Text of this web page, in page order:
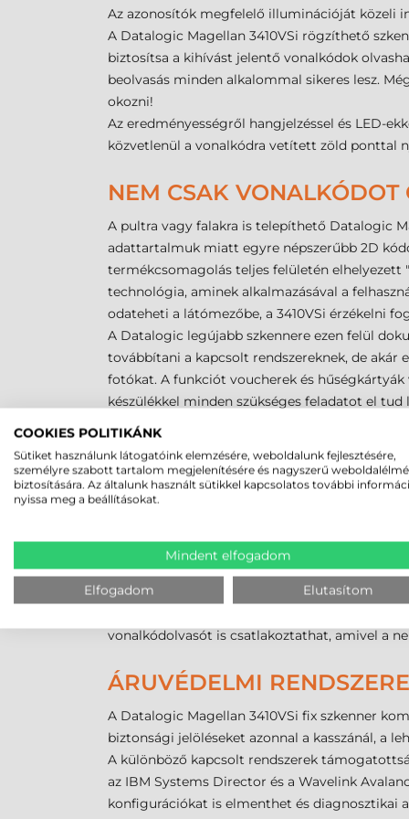
Az azonosítók megfelelő illuminációját közeli
A Datalogic Magellan 3410VSi rögzíthető
biztosítsa a kihívást jelentő vonalkódok
beolvasás minden alkalommal sikeres lesz.
okozni!
Az eredményességről hangjelzéssel és LED-
közvetlenül a vonalkódra vetített zöld ponttal
NEM CSAK VONALKÓDOT
A pultra vagy falakra is telepíthető Datalogic
adattartalmuk miatt egyre népszerűbb 2D
termékcsomagolás teljes felületén
technológia, aminek alkalmazásával a
odateheti a látómezőbe, a 3410VSi érzékelni
A Datalogic legújabb szkennere ezen felül
továbbítani a kapcsolt rendszereknek, de akár
fotókat. A funkciót voucherek és
készülékkel minden szükséges feladatot el tud
KÖNNYŰ INTEGRÁCIÓ,
A Datalogic Magellan 3410VSi 2D
méret és burkolat is azonos, csupán a
teljesítményű eszköz között. A
között megtalálja az USB-A, az OEM (IBM)
Fontos megjegyezni, hogy az eszköz 5V-os
vonalkódolvasót is csatlakoztathat, amivel a
ÁRUVÉDELMI
A Datalogic Magellan 3410VSi fix szkenner
biztonsági jelöléseket azonnal a kasszánál, a
A különböző kapcsolt rendszerek
az IBM Systems Director és a Wavelink
konfigurációkat is elmenthet és diagnosztikai
COOKIES POLITIKÁNK
Sütiket használunk látogatóink elemzésére, weboldalunk fejlesztésére,
személyre szabott tartalom megjelenítésére és nagyszerű
biztosítására. Az általunk használt sütikkel kapcsolatos további
nyissa meg a beállításokat.
Mindent elfogadom
Elfogadom Elutasítom